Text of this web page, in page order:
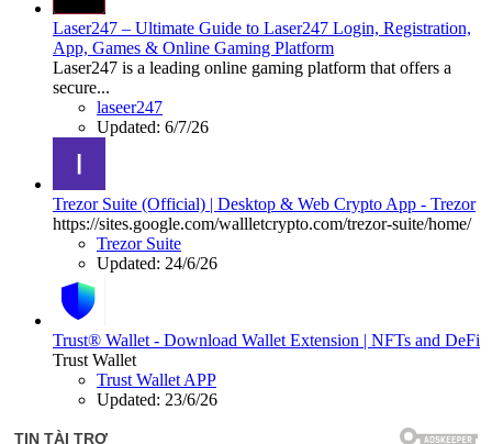
Laser247 – Ultimate Guide to Laser247 Login, Registration,
App, Games & Online Gaming Platform
Laser247 is a leading online gaming platform that offers a
secure...
laseer247
Updated: 6/7/26
Trezor Suite (Official) | Desktop & Web Crypto App - Trezor
https://sites.google.com/wallletcrypto.com/trezor-suite/home/
Trezor Suite
Updated: 24/6/26
Trust® Wallet - Download Wallet Extension | NFTs and DeFi
Trust Wallet
Trust Wallet APP
Updated: 23/6/26